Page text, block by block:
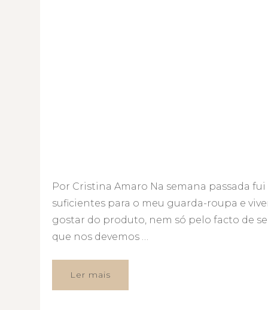
Por Cristina Amaro Na semana passada
suficientes para o meu guarda-roupa e
gostar do produto, nem só pelo facto de
que nos devemos …
Ler mais